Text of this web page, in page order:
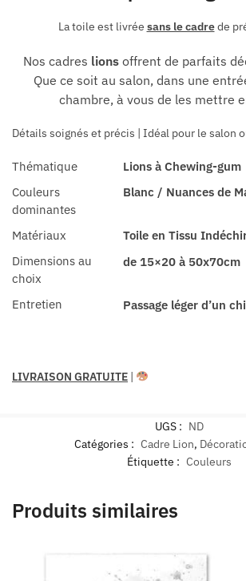
La toile est livrée sans le cadrede
Nos cadres lions offrent de parfaits
Que ce soit au salon, dans une
chambre, à vous de les mettre
Détails soignés et précis | Idéal pour le salon
Thématique
Lions à Chewing-gum
Couleurs
dominantes
Blanc / Nuances de
Matériaux
Toile en Tissu
Dimensions au
choix
de 15×20 à 50x70cm
Entretien Passage léger d’un
LIVRAISON GRATUITE |
UGS : ND
Catégories : Cadre Lion,
Étiquette : Couleurs
Produits similaires